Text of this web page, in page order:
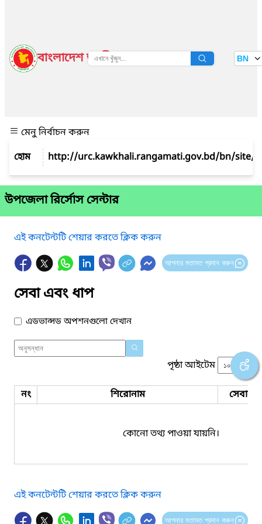
বাংলাদেশ জাতীয় তথ্য বাতায়ন BN
মেনু নির্বাচন করুন
উপজেলা রির্সোস সেন্টার
এই কনটেন্টটি শেয়ার করতে ক্লিক করুন
আপনার মতামত প্রদান করুন
সেবা এবং ধাপ
এডভান্সড অপশনগুলো দেখান
পৃষ্ঠা আইটেম
নং শিরোনাম সেবার
কোনো তথ্য পাওয়া যায়নি।
এই কনটেন্টটি শেয়ার করতে ক্লিক করুন
আপনার মতামত প্রদান করুন